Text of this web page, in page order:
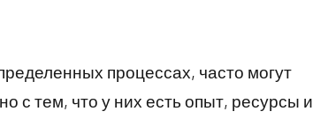
процессах, часто могут
с тем, что у них есть опыт, ресурсы и